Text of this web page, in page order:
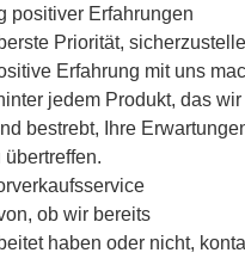
positiver Erfahrungen
Priorität,
Erfahrung mit uns
jedem Produkt, das wir
bestrebt, Ihre
ob wir bereits
haben oder nicht,